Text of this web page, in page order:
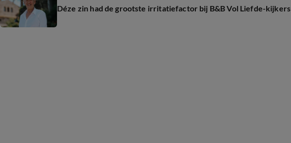
Déze zin had de grootste irritatiefactor bij B&B Vol Liefde-kijkers